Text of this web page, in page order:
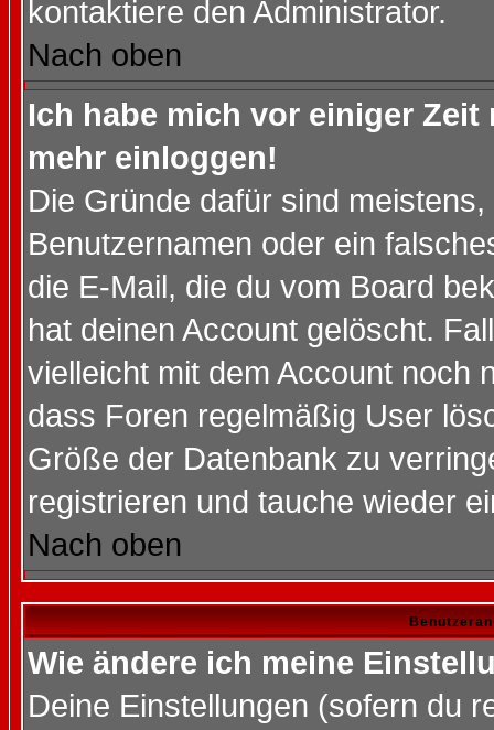
kontaktiere den Administrator.
Nach oben
Ich habe mich vor einiger
mehr einloggen!
Die Gründe dafür sind
Benutzernamen oder ein
die E-Mail, die du vom Board
hat deinen Account gelöscht.
vielleicht mit dem Account noch
dass Foren regelmäßig User
Größe der Datenbank zu
registrieren und tauche wieder
Nach oben
Wie ändere ich meine
Deine Einstellungen (sofern du